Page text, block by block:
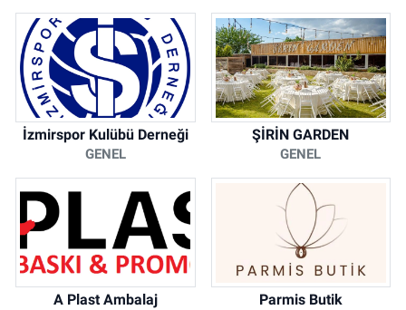
İzmirspor Kulübü Derneği
GENEL
ŞİRİN GARDEN
GENEL
A Plast Ambalaj Parmis Butik